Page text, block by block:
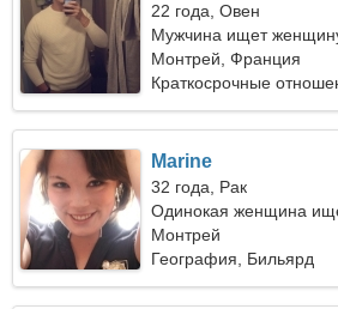
22 года, Овен
Мужчина ищет
Монтрей, Франция
Краткосрочные
Marine
32 года, Рак
Одинокая женщина
Монтрей
География, Бильярд